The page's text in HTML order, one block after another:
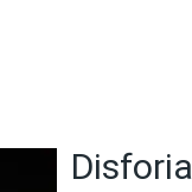
Disforia